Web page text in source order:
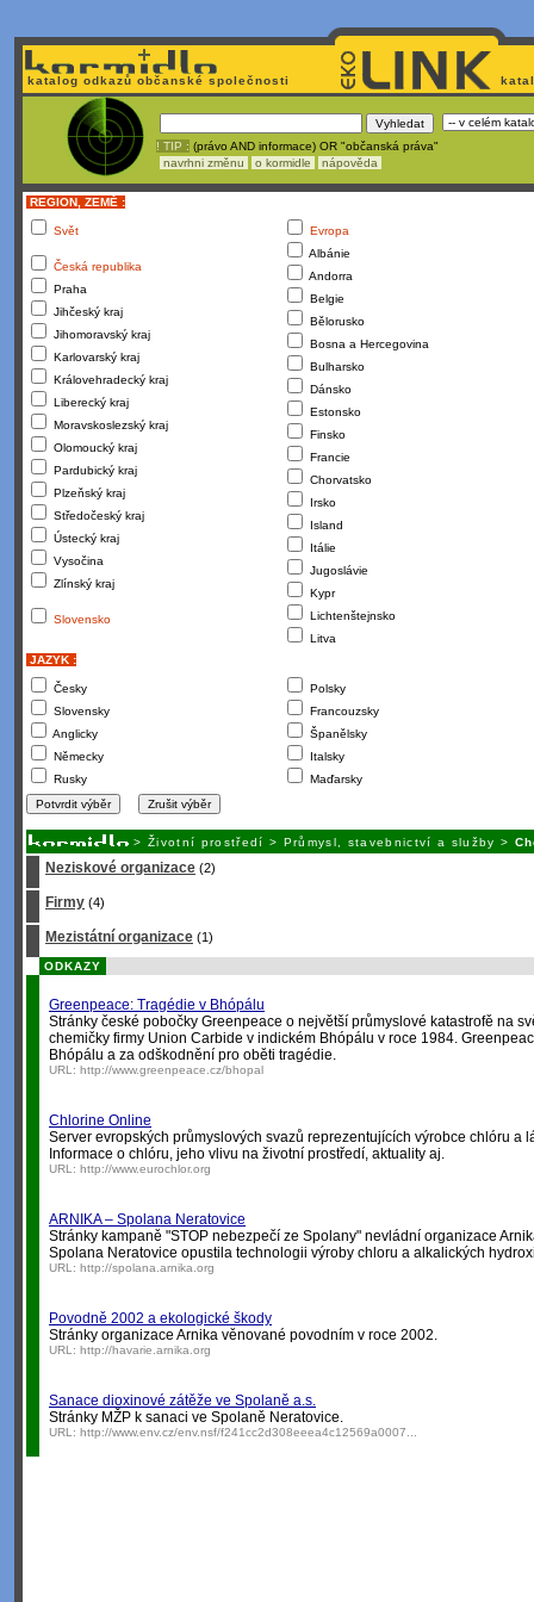
katalog odkazů občanské společnosti
! TIP : (právo AND informace) OR "občanská práva"
navrhni změnu
o kormidle nápověda
REGION, ZEMĚ :
Svět
Česká republika
Praha
Jihčeský kraj
Jihomoravský kraj
Karlovarský kraj
Královehradecký kraj
Liberecký kraj
Moravskoslezský kraj
Olomoucký kraj
Pardubický kraj
Plzeňský kraj
Středočeský kraj
Ústecký kraj
Vysočina
Zlínský kraj
Slovensko
Evropa
Albánie
Andorra
Belgie
Bělorusko
Bosna a Hercegovina
Bulharsko
Dánsko
Estonsko
Finsko
Francie
Chorvatsko
Irsko
Island
Itálie
Jugoslávie
Kypr
Lichtenštejnsko
Litva
JAZYK :
Česky
Slovensky
Anglicky
Německy
Rusky
Polsky
Francouzsky
Španělsky
Italsky
Maďarsky
> Životní prostředí > Průmysl, stavebnictví a služby >
Neziskové organizace (2)
Firmy (4)
Mezistátní organizace (1)
ODKAZY
Greenpeace: Tragédie v Bhópálu
Stránky české pobočky Greenpeace o největší průmyslové katastrofě na
chemičky firmy Union Carbide v indickém Bhópálu v roce 1984.
Bhópálu a za odškodnění pro oběti tragédie.
URL: http://www.greenpeace.cz/bhopal
Chlorine Online
Server evropských průmyslových svazů reprezentujících výrobce chlóru a
Informace o chlóru, jeho vlivu na životní prostředí, aktuality aj.
URL: http://www.eurochlor.org
ARNIKA – Spolana Neratovice
Stránky kampaně "STOP nebezpečí ze Spolany" nevládní organizace
Spolana Neratovice opustila technologii výroby chloru a alkalických
URL: http://spolana.arnika.org
Povodně 2002 a ekologické škody
Stránky organizace Arnika věnované povodním v roce 2002.
URL: http://havarie.arnika.org
Sanace dioxinové zátěže ve Spolaně a.s.
Stránky MŽP k sanaci ve Spolaně Neratovice.
URL: http://www.env.cz/env.nsf/f241cc2d308eeea4c12569a0007...